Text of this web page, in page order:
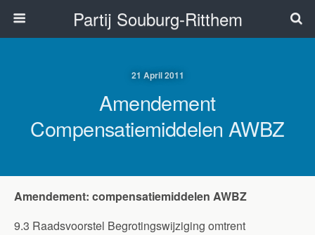
Partij Souburg-Ritthem
21 April 2011
Amendement
Compensatiemiddelen AWBZ
Amendement: compensatiemiddelen AWBZ
9.3 Raadsvoorstel Begrotingswijziging omtrent